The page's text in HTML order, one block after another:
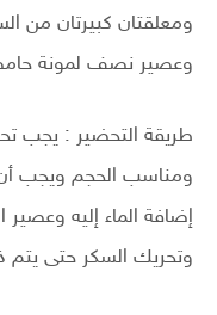
ومعلقتان كبيرتان من
وعصير نصف لمونة
طريقة التحضير : يجب
ومناسب الحجم ويجب
إضافة الماء إليه وعصير
وتحريك السكر حتى يتم